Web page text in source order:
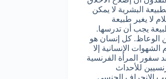
البشرية لا يمكن
لا يغير طبيعة
يجب أن تدرسها.
الوعاظ. كل إنسان هو
الإنسانية إلا
سفور المرأة الفرنسية
للأحداث
الانحراف الجنسي